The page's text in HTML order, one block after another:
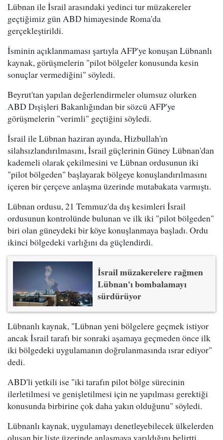
Lübnan ile İsrail arasındaki yedinci tur müzakereler
geçtiğimiz gün ABD himayesinde Roma'da
gerçekleştirildi.
İsminin açıklanmaması şartıyla AFP'ye konuşan Lübnanlı
kaynak, görüşmelerin "pilot bölgeler konusunda kesin
sonuçlar vermediğini" söyledi.
Beyrut'tan yapılan değerlendirmeler olumsuz olurken
ABD Dışişleri Bakanlığından bir sözcü AFP'ye
görüşmelerin "verimli" geçtiğini söyledi.
İsrail ile Lübnan haziran ayında, Hizbullah'ın
silahsızlandırılmasını, İsrail güçlerinin Güney Lübnan'dan
kademeli olarak çekilmesini ve Lübnan ordusunun iki
"pilot bölgeden" başlayarak bölgeye konuşlandırılmasını
içeren bir çerçeve anlaşma üzerinde mutabakata varmıştı.
Lübnan ordusu, 21 Temmuz'da dış kesimleri İsrail
ordusunun kontrolünde bulunan ve ilk iki "pilot bölgeden"
biri olan güneydeki bir köye konuşlanmaya başladı. Ordu
ikinci bölgedeki varlığını da güçlendirdi.
İsrail müzakerelere rağmen
Lübnan'ı bombalamayı
sürdürüyor
Lübnanlı kaynak, "Lübnan yeni bölgelere geçmek istiyor
ancak İsrail tarafı bir sonraki aşamaya geçmeden önce ilk
iki bölgedeki uygulamanın doğrulanmasında ısrar ediyor"
dedi.
ABD'li yetkili ise "iki tarafın pilot bölge sürecinin
ilerletilmesi ve genişletilmesi için ne yapılması gerektiği
konusunda birbirine çok daha yakın olduğunu" söyledi.
Lübnanlı kaynak, uygulamayı denetleyebilecek ülkelerden